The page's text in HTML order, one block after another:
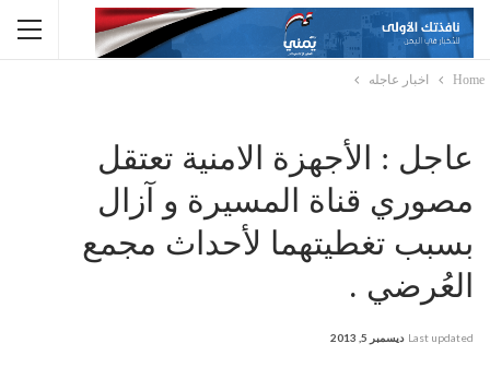
Home اخبار عاجله
عاجل : الأجهزة الامنية تعتقل
مصوري قناة المسيرة و آزال
بسبب تغطيتهما لأحداث مجمع
العُرضي .
Last updated ديسمبر 5, 2013